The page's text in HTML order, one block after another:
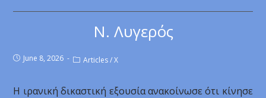
Ν. Λυγερός
June 8, 2026 Articles / X
Η ιρανική δικαστική εξουσία ανακοίνωσε ότι κίνησε